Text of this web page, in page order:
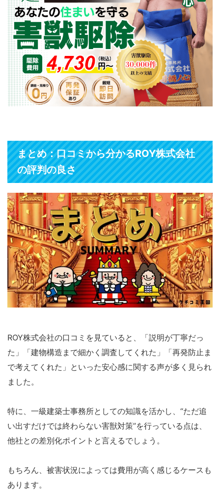
まとめ：口コミから分かるROY株式会社
の評判の良さ
ROY株式会社の口コミを見ていると、「説明が丁寧だっ
た」「建物構造まで細かく調査してくれた」「再発防止ま
で考えてくれた」といった安心感に関する声が多く見られ
ました。
特に、一級建築士事務所としての知識を活かし、“ただ追
い出すだけでは終わらない害獣対策”を行っている点は、
他社との差別化ポイントと言えるでしょう。
もちろん、被害状況によっては費用が高く感じるケースも
あります。